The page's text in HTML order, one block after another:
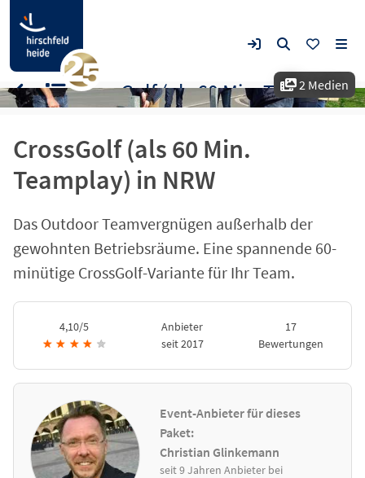
2 Medien
CrossGolf (als 60 Min.
Teamplay) in NRW
Das Outdoor Teamvergnügen außerhalb der
gewohnten Betriebsräume. Eine spannende 60-
minütige CrossGolf-Variante für Ihr Team.
4,10/5
★ ★ ★ ★ ★
Anbieter
seit 2017
17
Bewertungen
Event-Anbieter für dieses
Paket:
Christian Glinkemann
seit 9 Jahren Anbieter bei
CrossGolf (als 60 Min. Teamplay) in NRW